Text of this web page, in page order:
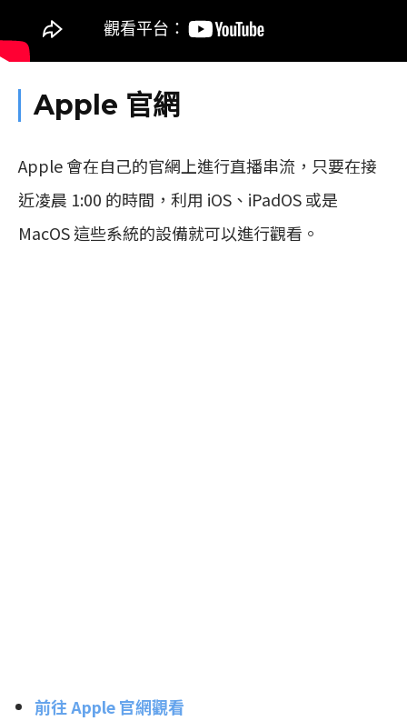
Apple 官網
Apple 會在自己的官網上進行直播串流，只要在接
近凌晨 1:00 的時間，利用 iOS、iPadOS 或是
MacOS 這些系統的設備就可以進行觀看。
前往 Apple 官網觀看